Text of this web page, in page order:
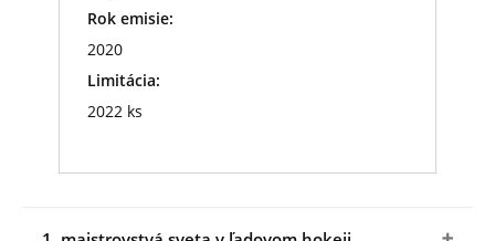
Rok emisie:
2020
Limitácia:
2022 ks